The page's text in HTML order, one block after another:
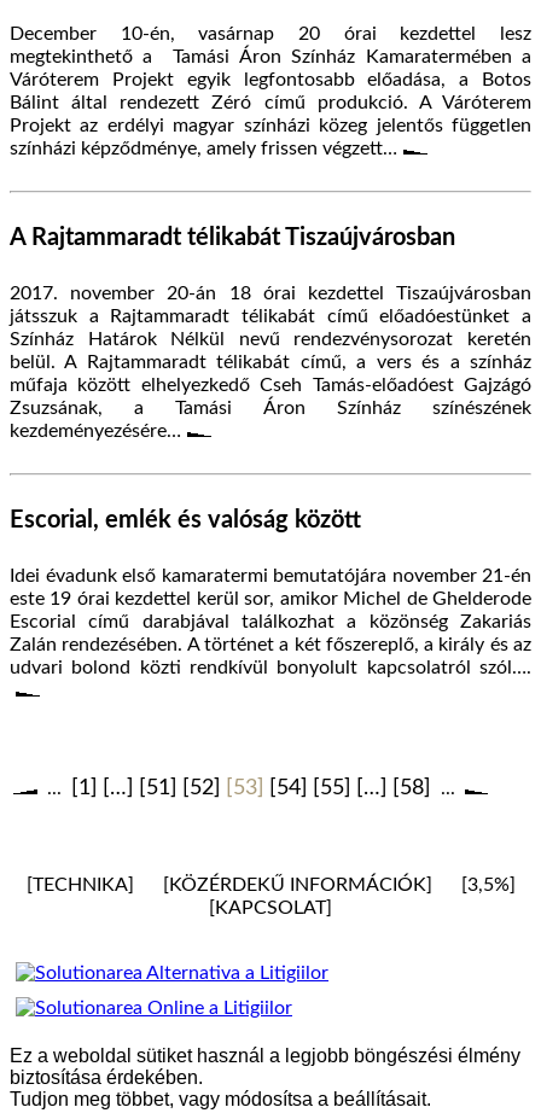
December 10-én, vasárnap 20 órai kezdettel lesz
megtekinthető a Tamási Áron Színház Kamaratermében a
Váróterem Projekt egyik legfontosabb előadása, a Botos
Bálint által rendezett Zéró című produkció. A Váróterem
Projekt az erdélyi magyar színházi közeg jelentős független
színházi képződménye, amely frissen végzett…
A Rajtammaradt télikabát Tiszaújvárosban
2017. november 20-án 18 órai kezdettel Tiszaújvárosban
játsszuk a Rajtammaradt télikabát című előadóestünket a
Színház Határok Nélkül nevű rendezvénysorozat keretén
belül. A Rajtammaradt télikabát című, a vers és a színház
műfaja között elhelyezkedő Cseh Tamás-előadóest Gajzágó
Zsuzsának, a Tamási Áron Színház színészének
kezdeményezésére…
Escorial, emlék és valóság között
Idei évadunk első kamaratermi bemutatójára november 21-én
este 19 órai kezdettel kerül sor, amikor Michel de Ghelderode
Escorial című darabjával találkozhat a közönség Zakariás
Zalán rendezésében. A történet a két főszereplő, a király és az
udvari bolond közti rendkívül bonyolult kapcsolatról szól….
... 1 … 51 52 53 54 55 … 58 ...
TECHNIKA KÖZÉRDEKŰ INFORMÁCIÓK
3,5%
KAPCSOLAT
Ez a weboldal sütiket használ a legjobb böngészési élmény
biztosítása érdekében.
Tudjon meg többet, vagy módosítsa a beállításait.